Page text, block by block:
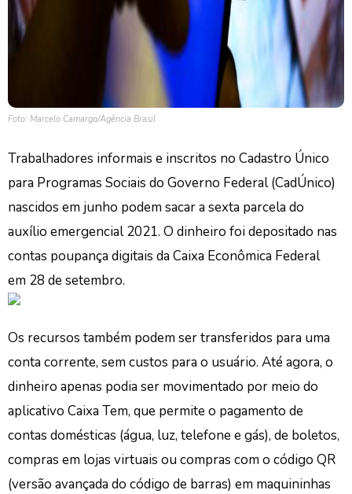
Foto: Marcelo Camargo/Agência Brasil
Trabalhadores informais e inscritos no Cadastro Único
para Programas Sociais do Governo Federal (CadÚnico)
nascidos em junho podem sacar a sexta parcela do
auxílio emergencial 2021. O dinheiro foi depositado nas
contas poupança digitais da Caixa Econômica Federal
em 28 de setembro.
Os recursos também podem ser transferidos para uma
conta corrente, sem custos para o usuário. Até agora, o
dinheiro apenas podia ser movimentado por meio do
aplicativo Caixa Tem, que permite o pagamento de
contas domésticas (água, luz, telefone e gás), de boletos,
compras em lojas virtuais ou compras com o código QR
(versão avançada do código de barras) em maquininhas